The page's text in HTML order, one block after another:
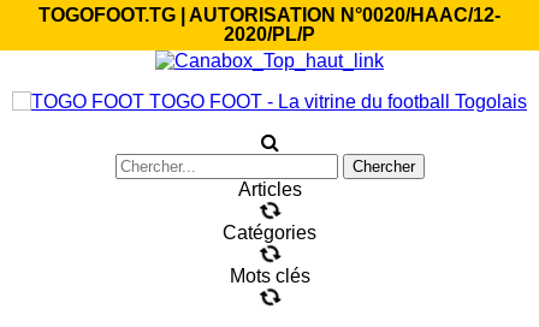
TOGOFOOT.TG | AUTORISATION N°0020/HAAC/12-
2020/PL/P
TOGO FOOT - La vitrine du football Togolais
Articles
Catégories
Mots clés